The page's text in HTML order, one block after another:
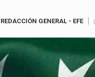
GENERAL - EFE